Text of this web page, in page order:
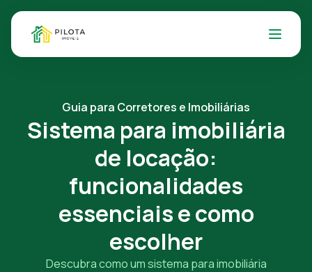
Guia para Corretores e Imobiliárias
Sistema para imobiliária
de locação:
funcionalidades
essenciais e como
escolher
Descubra como um sistema para imobiliária